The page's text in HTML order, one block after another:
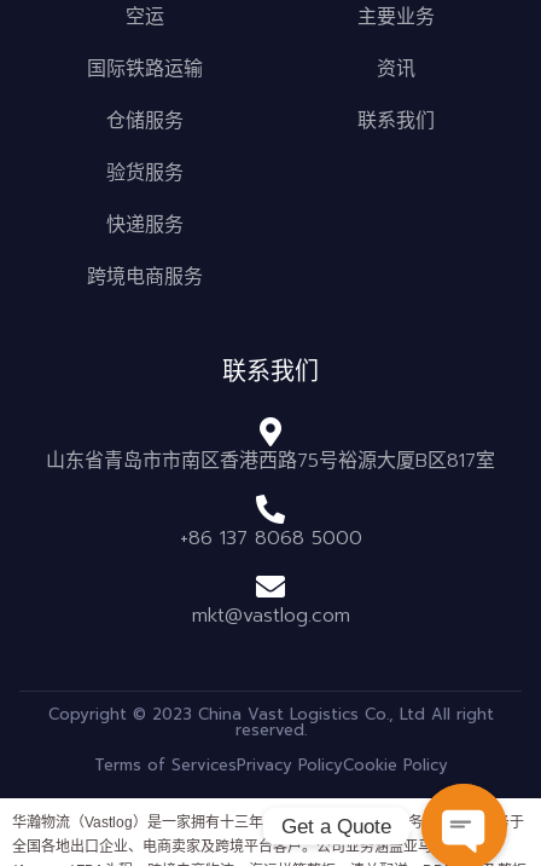
空运
国际铁路运输
仓储服务
验货服务
快递服务
跨境电商服务
主要业务
资讯
联系我们
联系我们
山东省青岛市市南区香港西路75号裕源大厦B区817室
+86 137 8068 5000
mkt@vastlog.com
Copyright © 2023 China Vast Logistics Co., Ltd All right
reserved.
Terms of ServicesPrivacy PolicyCookie Policy
华瀚物流（Vastlog）是一家拥有十三年行业经验的国际货运服务商，长期服务于
全国各地出口企业、电商卖家及跨境平台客户。公司业务涵盖亚马逊
Get a Quote